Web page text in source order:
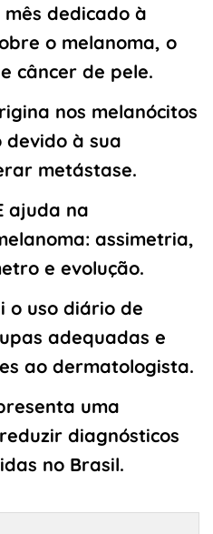
dedicado à
o melanoma, o
câncer de pele.
nos melanócitos
devido à sua
metástase.
ajuda na
assimetria,
e evolução.
o uso diário de
adequadas e
ao dermatologista.
uma
diagnósticos
no Brasil.